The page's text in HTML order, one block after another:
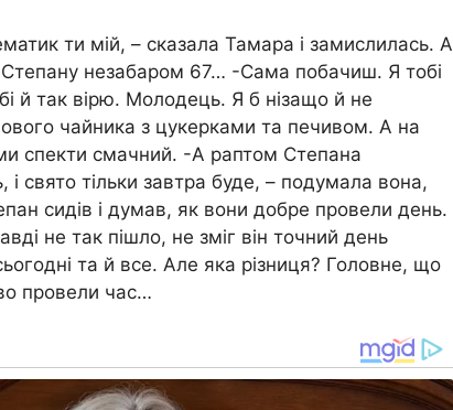
ти мій, – сказала Тамара і замислилась. А
незабаром 67… -Сама побачиш. Я тобі
й так вірю. Молодець. Я б нізащо й не
чайника з цукерками та печивом. А на
спекти смачний. -А раптом Степана
свято тільки завтра буде, – подумала вона,
сидів і думав, як вони добре провели день.
не так пішло, не зміг він точний день
та й все. Але яка різниця? Головне, що
провели час…